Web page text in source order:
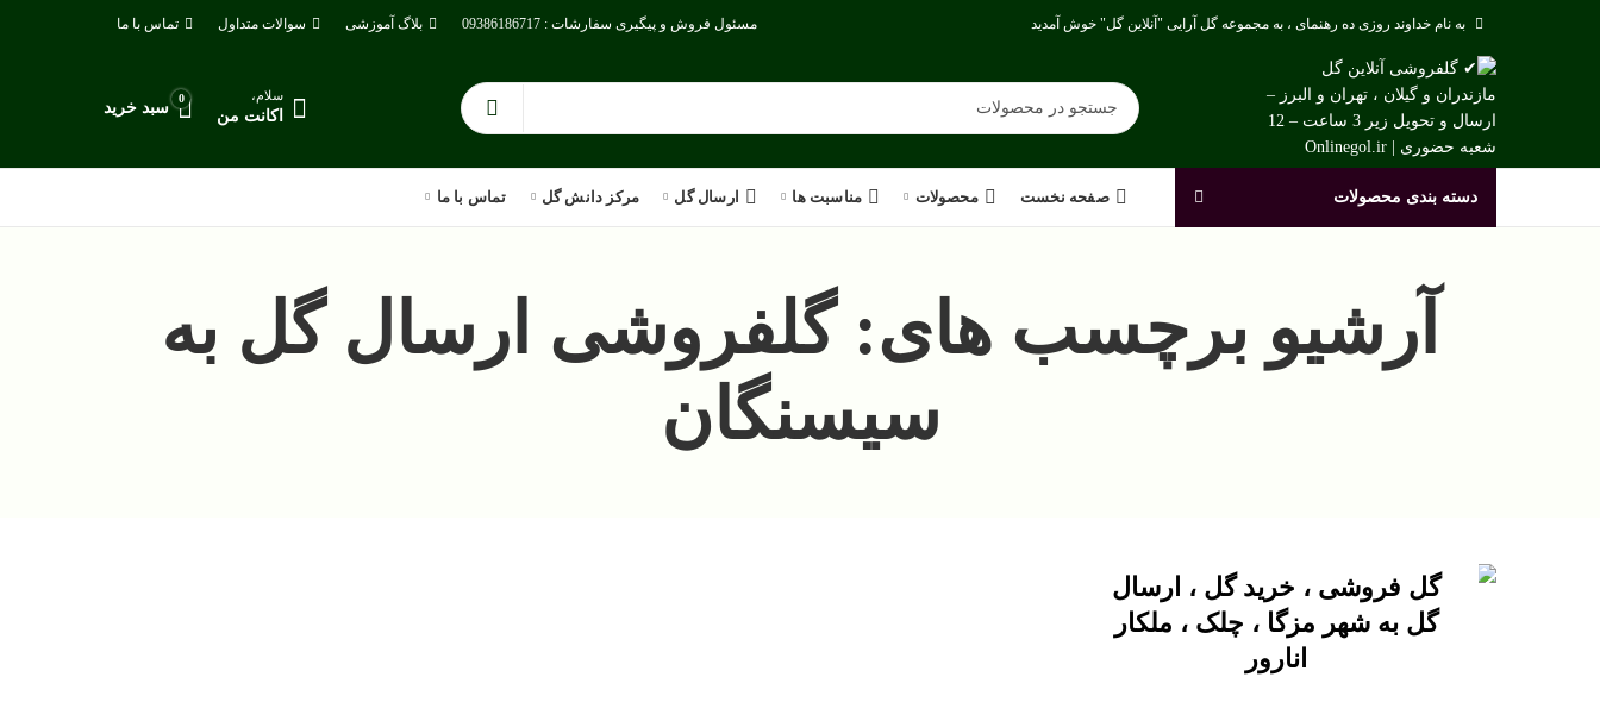
به نام خداوند روزی ده رهنمای ، به مجموعه گل آرایی "آنلاین گل" خوش آمدید مسئول فروش و پیگیری سفارشات : 09386186717 بلاگ آموزشی سوالات متداول تماس با ما
سلام،
اکانت من
0
سبد خرید
دسته بندی محصولات صفحه نخست محصولات مناسبت ها ارسال گل مرکز دانش گل تماس با ما
آرشیو برچسب های: گلفروشی ارسال گل به
سیسنگان
گل فروشی ، خرید گل ، ارسال
گل به شهر مزگا ، چلک ، ملکار
انارور